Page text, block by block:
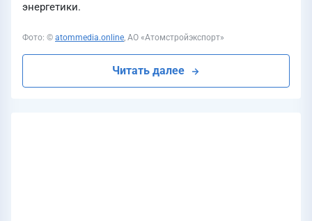
энергетики.
Читать далее
Фото: © atommedia.online, АО «Атомстройэкспорт»